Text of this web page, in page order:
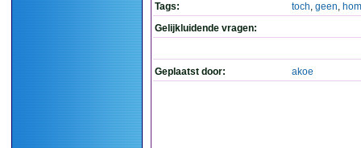
Tags:
toch, geen,
Gelijkluidende vragen:
Geplaatst door: akoe